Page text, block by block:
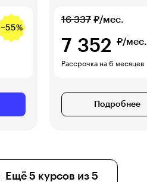
−55%
16 337 ₽/мес.
7 352 ₽/мес.
Рассрочка на 6 месяцев
Подробнее
Ещё 5 курсов из 5